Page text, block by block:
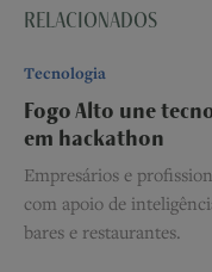
RELACIONADOS
Tecnologia
Fogo Alto une
em hackathon
Empresários e
com apoio de
bares e restaurantes.